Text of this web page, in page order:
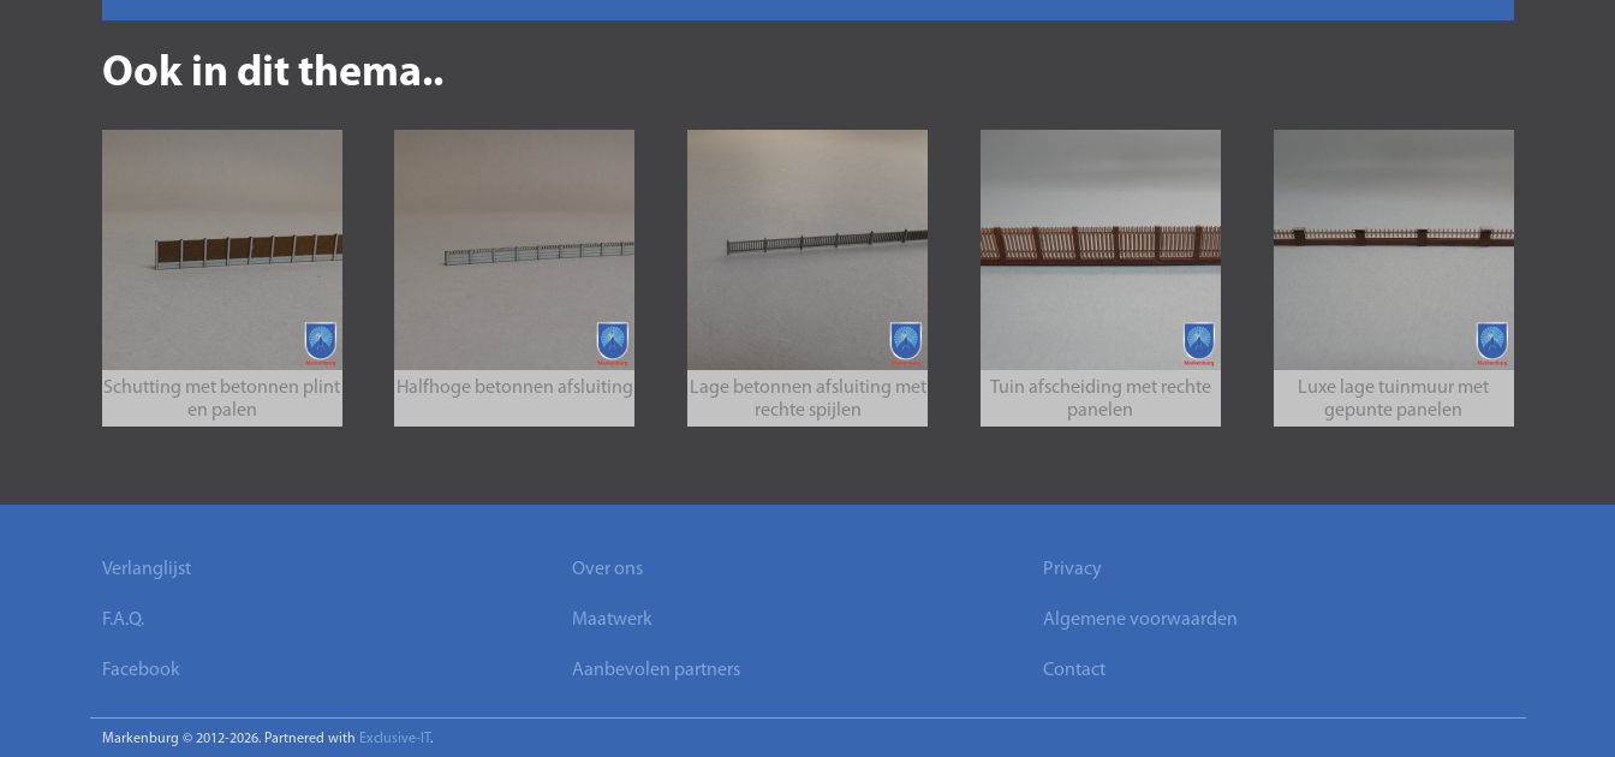
Ook in dit thema..
Schutting met betonnen plint
en palen
Halfhoge betonnen afsluiting
Lage betonnen afsluiting met
rechte spijlen
Tuin afscheiding met rechte
panelen
Luxe lage tuinmuur met
gepunte panelen
Verlanglijst
F.A.Q.
Facebook
Over ons
Maatwerk
Aanbevolen partners
Privacy
Algemene voorwaarden
Contact
Markenburg © 2012-2026. Partnered with Exclusive-IT .